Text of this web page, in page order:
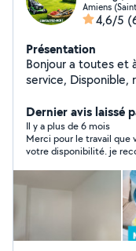
Amiens
4,6/5
Présentation
Bonjour a toutes et à tous. Toujours prêt
service, Disponible,
clients. Je vous propose mes services avec des prix
accessibles : _Jardinage -Elagages -Entretien général
_Tonte, taille Haies. _Désherbage manuelle. -Rabaissage
de haie . _Taille arbustes . _Taille professionnel d'arbres
fruitiers et rosiers . ------------------------------- -Peinture,
enduit . général. -Parquet, vernis. - Fondations et
Installation Pergola.
déménagement).
Dernier avis laissé
Il y a plus de 6 mois
Merci pour le travail que
votre disponibilité. je